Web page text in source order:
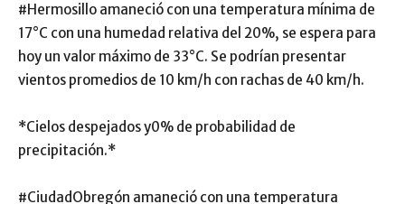
#Hermosillo amaneció con una temperatura mínima de
17°C con una humedad relativa del 20%, se espera para
hoy un valor máximo de 33°C. Se podrían presentar
vientos promedios de 10 km/h con rachas de 40 km/h.
*Cielos despejados y0% de probabilidad de
precipitación.*
#CiudadObregón amaneció con una temperatura